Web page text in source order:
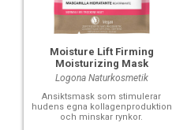
Moisture Lift Firming
Moisturizing Mask
Logona Naturkosmetik
Ansiktsmask som stimulerar
hudens egna kollagenproduktion
och minskar rynkor.